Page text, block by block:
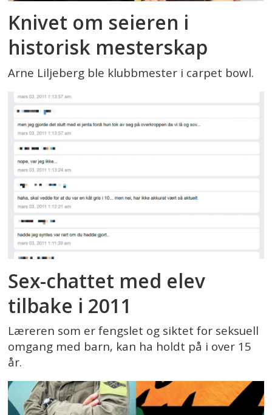
Knivet om seieren i
historisk mesterskap
Arne Liljeberg ble klubbmester i carpet bowl.
Sex-chattet med elev
tilbake i 2011
Læreren som er fengslet og siktet for seksuell
omgang med barn, kan ha holdt på i over 15
år.